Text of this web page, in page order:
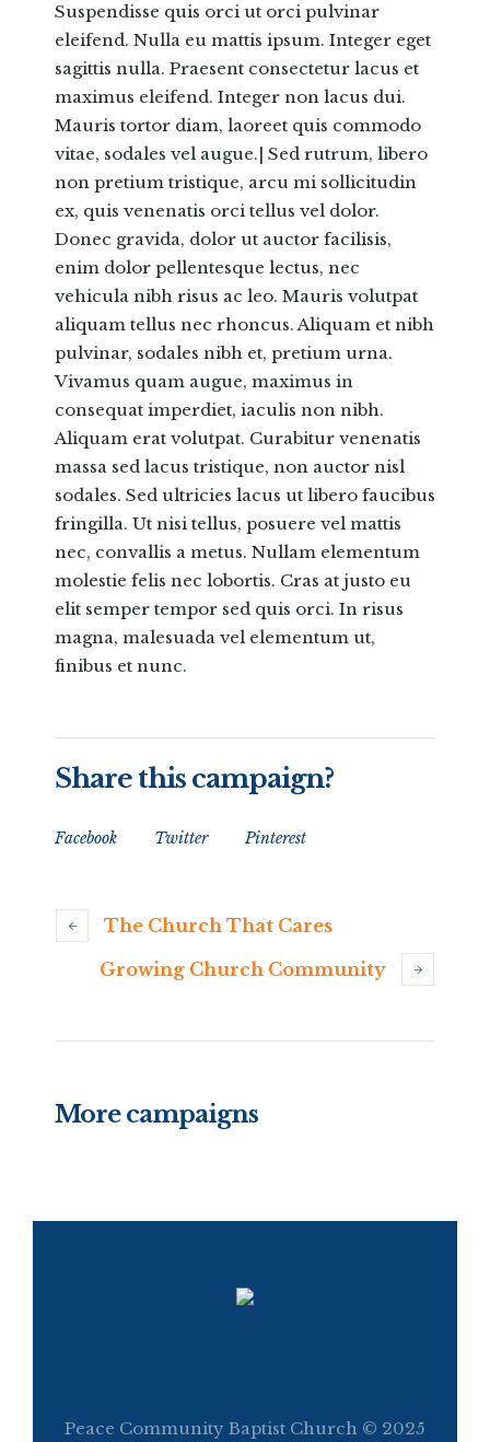
Suspendisse quis orci ut orci pulvinar
eleifend. Nulla eu mattis ipsum. Integer eget
sagittis nulla. Praesent consectetur lacus et
maximus eleifend. Integer non lacus dui.
Mauris tortor diam, laoreet quis commodo
vitae, sodales vel augue.| Sed rutrum, libero
non pretium tristique, arcu mi sollicitudin
ex, quis venenatis orci tellus vel dolor.
Donec gravida, dolor ut auctor facilisis,
enim dolor pellentesque lectus, nec
vehicula nibh risus ac leo. Mauris volutpat
aliquam tellus nec rhoncus. Aliquam et nibh
pulvinar, sodales nibh et, pretium urna.
Vivamus quam augue, maximus in
consequat imperdiet, iaculis non nibh.
Aliquam erat volutpat. Curabitur venenatis
massa sed lacus tristique, non auctor nisl
sodales. Sed ultricies lacus ut libero faucibus
fringilla. Ut nisi tellus, posuere vel mattis
nec, convallis a metus. Nullam elementum
molestie felis nec lobortis. Cras at justo eu
elit semper tempor sed quis orci. In risus
magna, malesuada vel elementum ut,
finibus et nunc.
Share this campaign?
Facebook Twitter Pinterest
The Church That Cares
Growing Church Community
More campaigns
Peace Community Baptist Church © 2025